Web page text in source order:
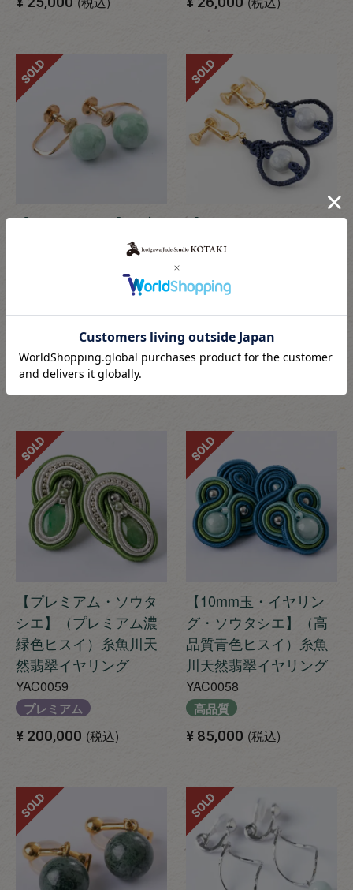
【8mm玉・18K】（高
品質濃緑色ヒスイ）糸
¥60,000 税込
SOLD
【8mm玉・マクラメイ
ヤリング】（ラベンダ
然翡翠マクラメイヤリ
YAC0029
高品質
SOLD
【プレミアム・ソウタ
シエ】（プレミアム濃
緑色ヒスイ）糸魚川天
然翡翠イヤリング
YAC0059
プレミアム
¥ 200,000 税込
SOLD
【10mm玉・イヤリン
グ・ソウタシエ】（高
品質青色ヒスイ）糸魚
川天然翡翠イヤリング
YAC0058
高品質
¥ 85,000 税込
SOLD
SOLD SOLD